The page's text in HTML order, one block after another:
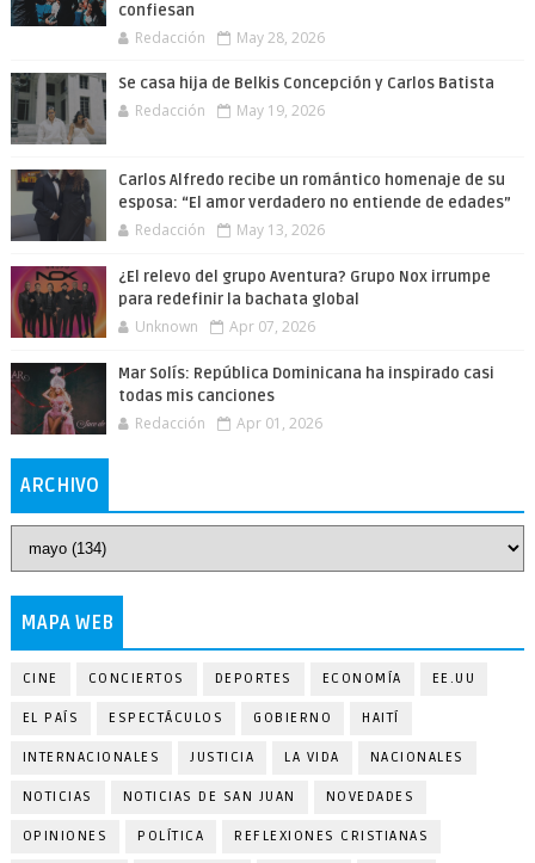
confiesan
Redacción May 28, 2026
Se casa hija de Belkis Concepción y Carlos Batista
Redacción May 19, 2026
Carlos Alfredo recibe un romántico homenaje de su
esposa: “El amor verdadero no entiende de edades”
Redacción May 13, 2026
¿El relevo del grupo Aventura? Grupo Nox irrumpe
para redefinir la bachata global
Unknown Apr 07, 2026
Mar Solís: República Dominicana ha inspirado casi
todas mis canciones
Redacción Apr 01, 2026
ARCHIVO
MAPA WEB
CINE CONCIERTOS DEPORTES ECONOMÍA EE.UU
EL PAÍS ESPECTÁCULOS GOBIERNO HAITÍ
INTERNACIONALES JUSTICIA LA VIDA NACIONALES
NOTICIAS NOTICIAS DE SAN JUAN NOVEDADES
OPINIONES POLÍTICA REFLEXIONES CRISTIANAS